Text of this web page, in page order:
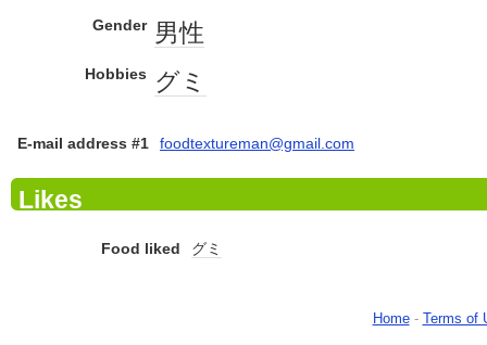
Gender 男性
Hobbies グミ
E-mail address #1 foodtextureman@gmail.com
Likes
Food liked グミ
Home- Terms of